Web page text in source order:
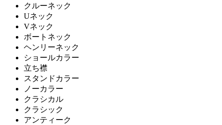
クルーネック
Uネック
Vネック
ボートネック
ヘンリーネック
ショールカラー
立ち襟
スタンドカラー
ノーカラー
クラシカル
クラシック
アンティーク